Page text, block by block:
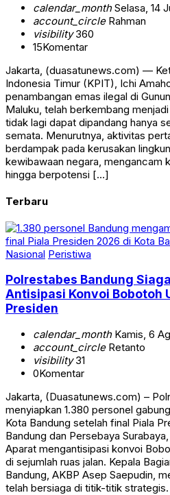
calendar_monthSelasa, 14
account_circleRahman
visibility360
15Komentar
Jakarta, (duasatunews.com) —
Indonesia Timur (KPIT), Ichi
penambangan emas ilegal di
Maluku, telah berkembang
tidak lagi dapat dipandang hanya
semata. Menurutnya, aktivitas
berdampak pada kerusakan
kewibawaan negara, mengancam
hingga berpotensi […]
Terbaru
Nasional Peristiwa
Polrestabes Bandung
Antisipasi Konvoi Bobotoh
Presiden
calendar_monthKamis, 6
account_circleRetanto
visibility31
0Komentar
Jakarta, (Duasatunews.com) –
menyiapkan 1.380 personel
Kota Bandung setelah final Piala
Bandung dan Persebaya
Aparat mengantisipasi konvoi
di sejumlah ruas jalan. Kepala
Bandung, AKBP Asep Saepudin,
telah bersiaga di titik-titik